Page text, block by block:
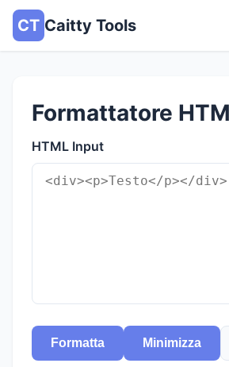
CT Caitty Tools
Formattatore
HTML Input
Formatta Minimizza